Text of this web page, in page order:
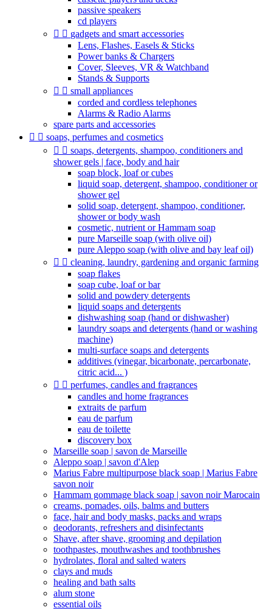
passive speakers
cd players
  gadgets and smart accessories
Lens, Flashes, Easels & Sticks
Power banks & Chargers
Cover, Sleeves, VR & Watchband
Stands & Supports
  small appliances
corded and cordless telephones
Alarms & Radio Alarms
spare parts and accessories
  soaps, perfumes and cosmetics
  soaps, detergents, shampoo, conditioners and
shower gels | face, body and hair
soap block, loaf or cubes
liquid soap, detergent, shampoo, conditioner or
shower gel
solid soap, detergent, shampoo, conditioner,
shower or body wash
cosmetic, nutrient or Hammam soap
pure Marseille soap (with olive oil)
pure Aleppo soap (with olive and bay leaf oil)
  cleaning, laundry, gardening and organic farming
soap flakes
soap cube, loaf or bar
solid and powdery detergents
liquid soaps and detergents
dishwashing soap (hand or dishwasher)
laundry soaps and detergents (hand or washing
machine)
multi-surface soaps and detergents
additives (vinegar, bicarbonate, percarbonate,
citric acid... )
  perfumes, candles and fragrances
candles and home fragrances
extraits de parfum
eau de parfum
eau de toilette
discovery box
Marseille soap | savon de Marseille
Aleppo soap | savon d'Alep
Marius Fabre multipurpose black soap | Marius Fabre
savon noir
Hammam gommage black soap | savon noir Marocain
creams, pomades, oils, balms and butters
face, hair and body masks, packs and wraps
deodorants, refreshers and disinfectants
Shave, after shave, grooming and depilation
toothpastes, mouthwashes and toothbrushes
hydrolates, floral and salted waters
clays and muds
healing and bath salts
alum stone
essential oils